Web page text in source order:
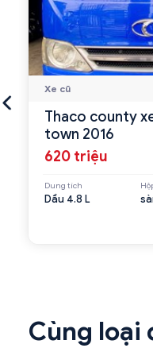
Xe cũ
Thaco county
town 2016
620 triệu
Dung tích
Dầu 4.8 L
Cùng loại